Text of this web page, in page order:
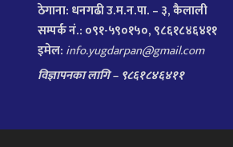
ठेगाना: धनगढी उ.म.न.पा. – ३, कैलाली
सम्पर्क नं.: ०९१-५९०१५०, ९८६१८४६४११
इमेल: info.yugdarpan@gmail.com
विज्ञापनका लागि – ९८६१८४६४११